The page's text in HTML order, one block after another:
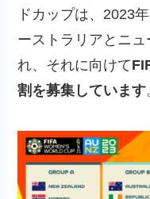
ドカップは、2023
ーストラリアとニ
れ、それに向けて
割を募集しています